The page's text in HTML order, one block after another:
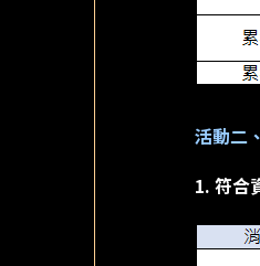
活動二
1. 符合